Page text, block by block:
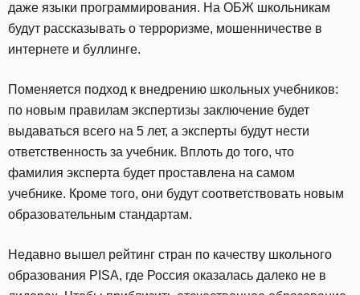
даже языки программирования. На ОБЖ школьникам
будут рассказывать о терроризме, мошенничестве в
интернете и буллинге.
Поменяется подход к внедрению школьных учебников:
по новым правилам экспертизы заключение будет
выдаваться всего на 5 лет, а эксперты будут нести
ответственность за учебник. Вплоть до того, что
фамилия эксперта будет проставлена на самом
учебнике. Кроме того, они будут соответствовать новым
образовательным стандартам.
Недавно вышел рейтинг стран по качеству школьного
образования PISA, где Россия оказалась далеко не в